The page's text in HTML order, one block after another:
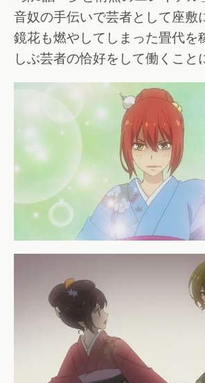
音奴の手伝いで芸者として座敷
鏡花も燃やしてしまった畳代を
しぶ芸者の恰好をして働くこと